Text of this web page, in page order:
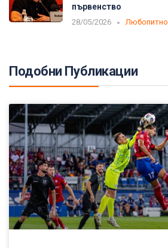
първенство
28/05/2026 Любопитно
Подобни Публикации